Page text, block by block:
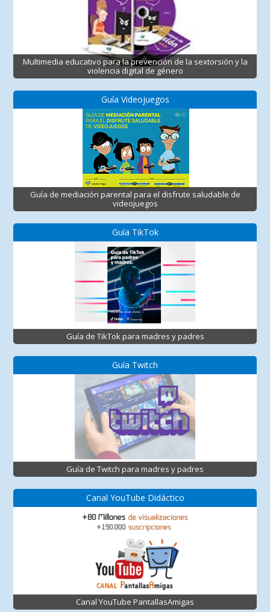
Multimedia educativo para la prevención de la sextorsión y la
violencia digital de género
Guía Videojuegos
Guía de mediación parental para el disfrute saludable de
videojuegos
Guía TikTok
Guía de TikTok para madres y padres
Guía Twitch
Guía de Twitch para madres y padres
Canal YouTube Didáctico
Canal YouTube PantallasAmigas